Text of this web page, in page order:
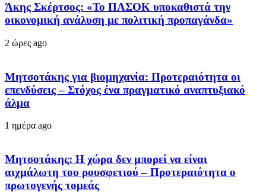
Άκης Σκέρτσος: «Το ΠΑΣΟΚ υποκαθιστά την
οικονομική ανάλυση με πολιτική προπαγάνδα»
2 ώρες ago
Μητσοτάκης για βιομηχανία: Προτεραιότητα οι
επενδύσεις – Στόχος ένα πραγματικό αναπτυξιακό
άλμα
1 ημέρα ago
Μητσοτάκης: Η χώρα δεν μπορεί να είναι
αιχμάλωτη του ρουσφετιού – Προτεραιότητα ο
πρωτογενής τομεάς